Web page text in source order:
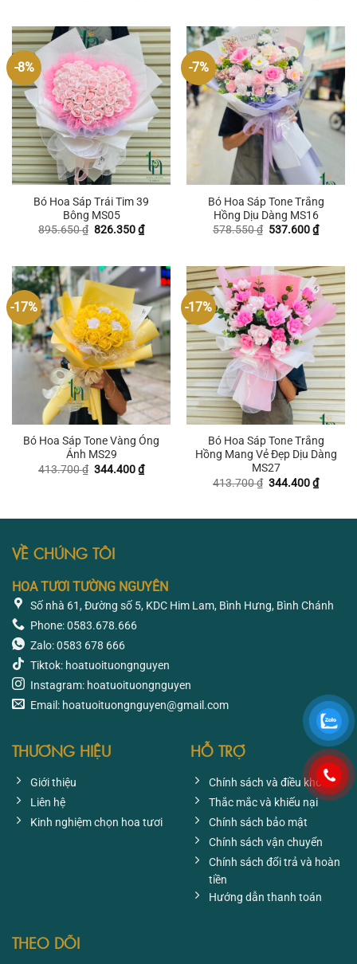
510.300 ₫.
-8%
Bó Hoa Sáp Trái Tim 39
Bông MS05
895.650₫ Giá
826.350₫Giá
hiện
826.350 ₫.
-7%
Bó Hoa Sáp Tone Trắng
Hồng Dịu Dàng MS16
578.550₫ Giá
537.600₫Giá
hiện
-17%
Bó Hoa Sáp Tone Vàng Óng
Ánh MS29
413.700₫ Giá
344.400₫Giá
hiện
-17%
Bó Hoa Sáp Tone Trắng
Hồng Mang Vẻ Đẹp Dịu Dàng
MS27
413.700₫ Giá
344.400₫Giá
hiện
VỀ CHÚNG TÔI
HOA TƯƠI TƯỜNG NGUYÊN
Số nhà 61, Đường số 5, KDC Him Lam, Bình Hưng, Bình Chánh
Phone: 0583.678.666
Zalo: 0583 678 666
Tiktok: hoatuoituongnguyen
Instagram: hoatuoituongnguyen
Email: hoatuoituongnguyen@gmail.com
THƯƠNG HIỆU
Giới thiệu
Liên hệ
Kinh nghiệm chọn hoa tươi
HỖ TRỢ
Chính sách và điều khoản
Thắc mắc và khiếu nại
Chính sách bảo mật
Chính sách vận chuyển
Chính sách đổi trả và hoàn
tiền
Hướng dẫn thanh toán
THEO DÕI